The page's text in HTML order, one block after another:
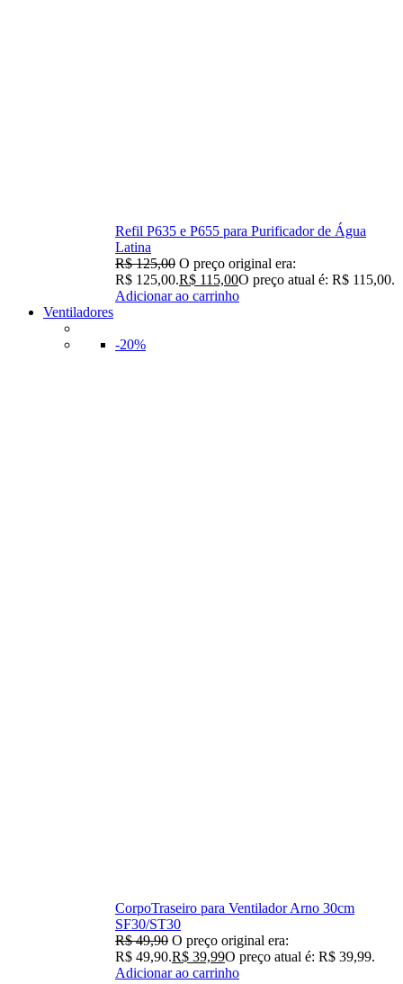
Refil P635 e P655 para Purificador de Água
Latina
R$125,00 O preço original era:
R$ 125,00.R$ 115,00O preço atual é: R$ 115,00.
Adicionar ao carrinho
Ventiladores
-20%
CorpoTraseiro para Ventilador Arno 30cm
SF30/ST30
R$49,90 O preço original era:
R$ 49,90.R$ 39,99O preço atual é: R$ 39,99.
Adicionar ao carrinho